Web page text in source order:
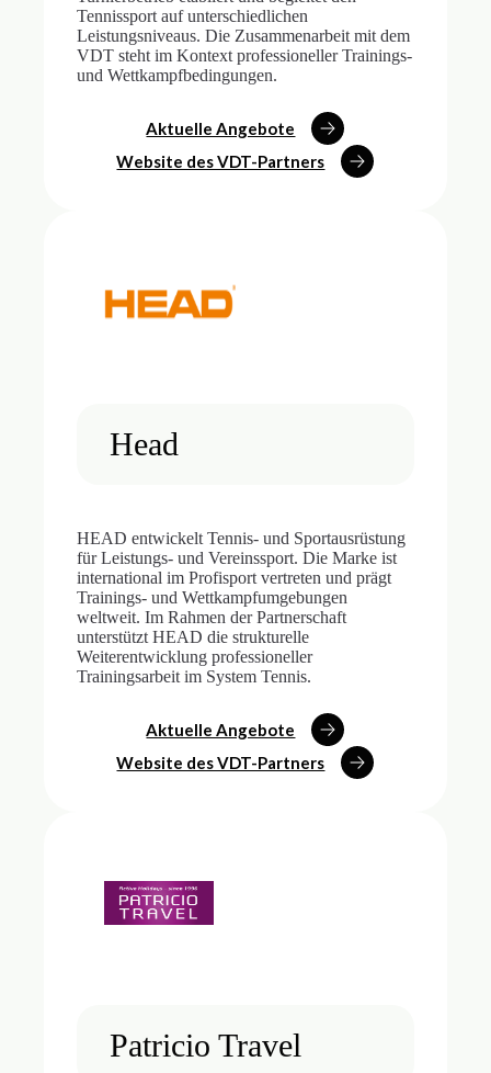
Tennissport auf unterschiedlichen
Leistungsniveaus. Die Zusammenarbeit mit dem
VDT steht im Kontext professioneller Trainings-
und Wettkampfbedingungen.
Aktuelle Angebote
Website des VDT-Partners
Head
HEAD entwickelt Tennis- und Sportausrüstung
für Leistungs- und Vereinssport. Die Marke ist
international im Profisport vertreten und prägt
Trainings- und Wettkampfumgebungen
weltweit. Im Rahmen der Partnerschaft
unterstützt HEAD die strukturelle
Weiterentwicklung professioneller
Trainingsarbeit im System Tennis.
Aktuelle Angebote
Website des VDT-Partners
Patricio Travel